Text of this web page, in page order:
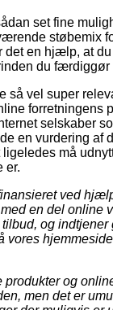
set fine
støbemix
det en hjælp, at
du færdiggør
så vel super
forretningens
selskaber
en vurdering af
må
er.
ved
en del online
og
vores
og
men det er